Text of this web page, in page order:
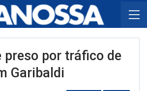
preso por tráfico de
Garibaldi